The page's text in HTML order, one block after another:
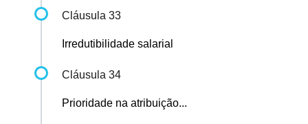
Cláusula 33
Irredutibilidade salarial
Cláusula 34
Prioridade na atribuição...